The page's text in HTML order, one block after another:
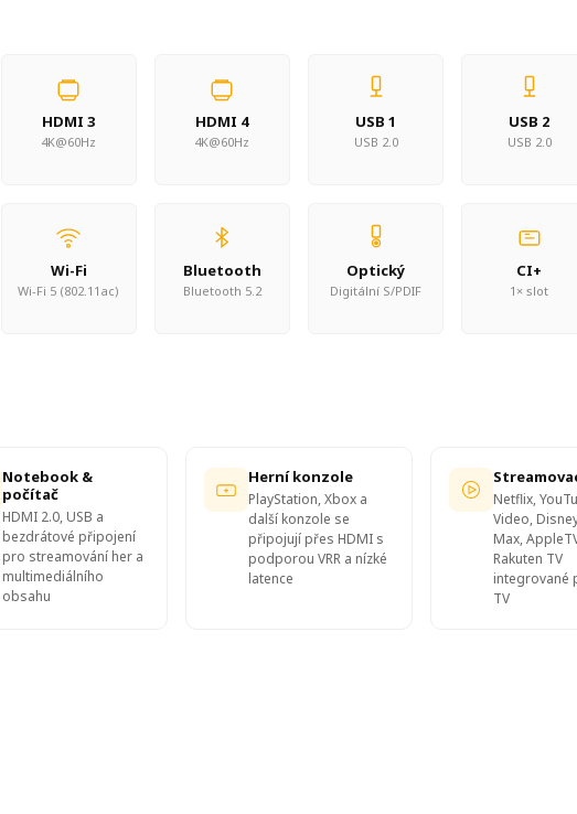
HDMI 3
4K@60Hz
HDMI 4
4K@60Hz
USB 1
USB 2.0
USB 2
USB 2.0
Wi-Fi
Wi-Fi 5 (802.11ac)
Bluetooth
Bluetooth 5.2
Optický
Digitální S/PDIF
CI+
1× slot
Notebook &
počítač
HDMI 2.0, USB a
bezdrátové připojení
pro streamování her a
multimediálního
obsahu
Herní konzole
PlayStation, Xbox a
další konzole se
připojují přes HDMI s
podporou VRR a nízké
latence
Netflix,
Video,
Max,
Rakuten TV
integrované
TV